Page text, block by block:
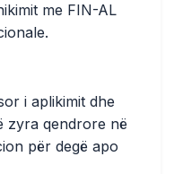
me FIN-AL
i aplikimit dhe
zyra qendrore në
për degë apo